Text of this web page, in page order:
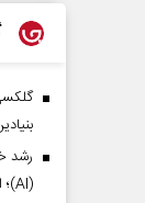
رشد
(AI)؛ از هیجان تا زیرساخت‌های واقعی